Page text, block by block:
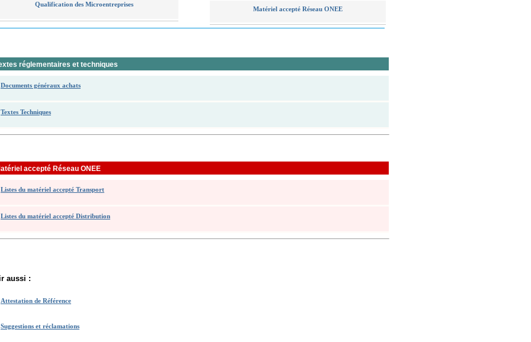
Qualification des Microentreprises
Matériel accepté Réseau ONEE
réglementaires et techniques
Documents généraux achats
Textes Techniques
accepté Réseau ONEE
Listes du matériel accepté Transport
Listes du matériel accepté Distribution
aussi :
Attestation de Référence
Suggestions et réclamations